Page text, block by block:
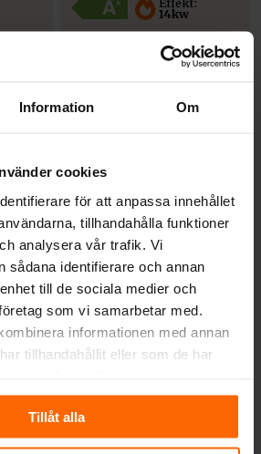
Information Om
cookies
för att anpassa innehållet
tillhandahålla funktioner
analysera vår trafik. Vi
sådana identifierare och annan
till de sociala medier och
som vi samarbetar med.
informationen med annan
tillhandahållit eller som de har
Tillåt alla
14kw
Effekt:
17kw
spisinsats Kratki
Pris från:72 900kr
Effekt:
INSATSER
Pris från: